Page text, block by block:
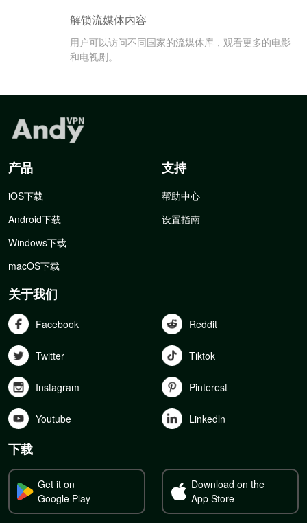
解锁流媒体内容
用户可以访问不同国家的流媒体库，观看更多的电影
和电视剧。
产品
iOS下载
Android下载
Windows下载
macOS下载
支持
帮助中心
设置指南
关于我们
Facebook Reddit
Twitter Tiktok
Instagram Pinterest
Youtube Linkedln
下载
Get it on
Google Play
Download on the
App Store